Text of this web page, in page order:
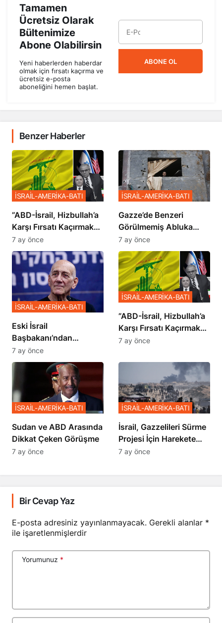
Tamamen
Ücretsiz Olarak
Bültenimize
Abone Olabilirsin
Yeni haberlerden haberdar
olmak için fırsatı kaçırma ve
ücretsiz e-posta
aboneliğini hemen başlat.
ABONE OL
Benzer Haberler
​​​​​​​”ABD-İsrail, Hizbullah’a
Karşı Fırsatı Kaçırmak
İstemiyor”
İSRAİL-AMERİKA-BATI
7 ay önce
​​​​​​​Gazze’de Benzeri
Görülmemiş Abluka
Planı
İSRAİL-AMERİKA-BATI
7 ay önce
Eski İsrail
Başbakanı’ndan
Netanyahu’ya Ağır
Sözler
İSRAİL-AMERİKA-BATI
7 ay önce
​​​​​​​”ABD-İsrail, Hizbullah’a
Karşı Fırsatı Kaçırmak
İstemiyor”
İSRAİL-AMERİKA-BATI
7 ay önce
Sudan ve ABD Arasında
Dikkat Çeken Görüşme
İSRAİL-AMERİKA-BATI
7 ay önce
İsrail, Gazzelileri Sürme
Projesi İçin Harekete
Geçti
İSRAİL-AMERİKA-BATI
7 ay önce
Bir Cevap Yaz
E-posta adresiniz yayınlanmayacak. Gerekli alanlar *
ile işaretlenmişlerdir
Yorumunuz *